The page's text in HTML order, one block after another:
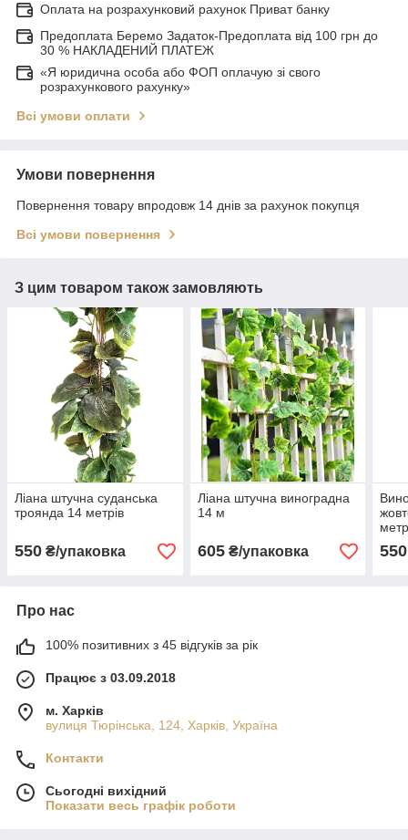
Оплата на розрахунковий рахунок Приват банку
Предоплата Беремо Задаток-Предоплата від 100 грн до
30 % НАКЛАДЕНИЙ ПЛАТЕЖ
«Я юридична особа або ФОП оплачую зі свого
розрахункового рахунку»
Всі умови оплати
Умови повернення
Повернення товару впродовж 14 днів за рахунок покупця
Всі умови повернення
З цим товаром також замовляють
Ліана штучна суданська
троянда 14 метрів
550 ₴/упаковка
Ліана штучна виноградна
14 м
605₴/упаковка 550
Про нас
100% позитивних з 45 відгуків за рік
Працює з 03.09.2018
м. Харків
вулиця Тюрінська, 124, Харків, Україна
Контакти
Сьогодні вихідний
Показати весь графік роботи